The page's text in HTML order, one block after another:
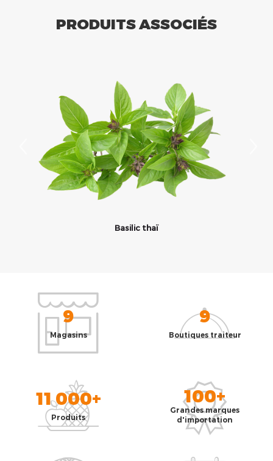
PRODUITS ASSOCIÉS
Basilic thaï
9
Magasins
9
Boutiques traiteur
11 000+
Produits
100+
Grandes marques
d'importation